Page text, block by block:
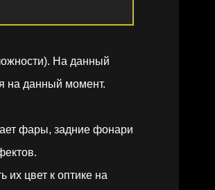
На данный
на данный момент.
фары, задние фонари
их цвет к оптике на